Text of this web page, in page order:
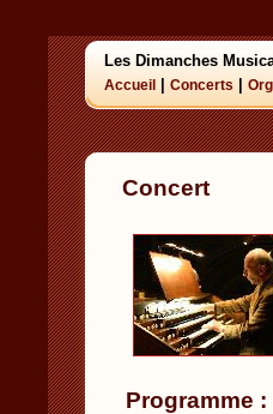
Les Dimanches
Accueil Concerts
Concert
Programme :